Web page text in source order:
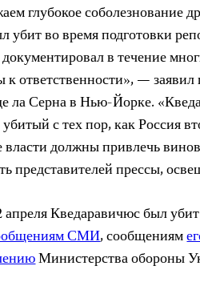
глубокое соболезнование
убит во время подготовки
в течение
к ответственности», —
ла Серна в Нью-Йорке.
с тех пор, как Россия
власти должны привлечь
представителей прессы,
апреля Кведаравичюс был
СМИ, сообщениям
Министерства обороны